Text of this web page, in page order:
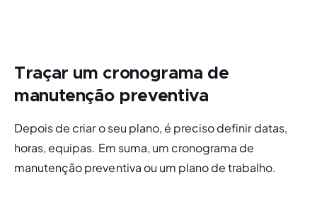
Traçar um cronograma de
manutenção preventiva
Depois de criar o seu plano, é preciso definir datas,
horas, equipas. Em suma, um cronograma de
manutenção preventiva ou um plano de trabalho.